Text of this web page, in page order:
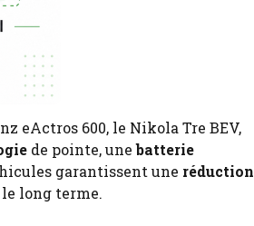
eActros 600, le Nikola Tre BEV,
de pointe, unebatterie
garantissent une réduction
long terme.